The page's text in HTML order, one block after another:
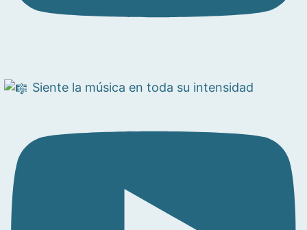
Siente la música en toda su intensidad